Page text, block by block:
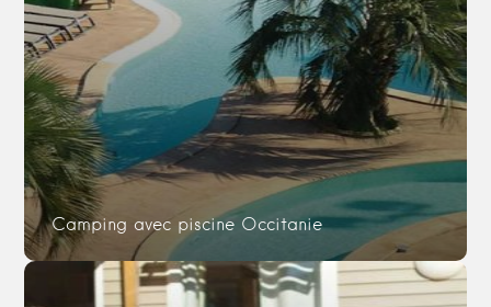
Camping avec piscine Occitanie